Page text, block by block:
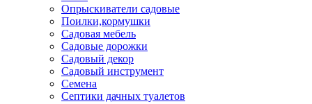
Опрыскиватели садовые
Поилки,кормушки
Садовая мебель
Садовые дорожки
Садовый декор
Садовый инструмент
Семена
Септики дачных туалетов